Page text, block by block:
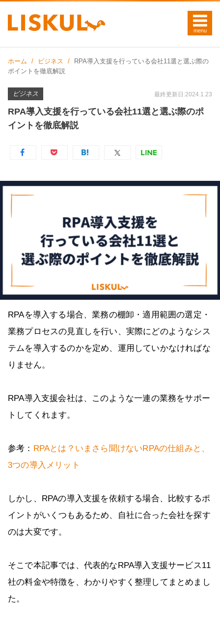
ホーム ビジネス
RPA導入支援を行っている会社11選と選ぶ際の
ポイントを徹底解説
ビジネス 最終更新日:2024.1.23
RPA導入支援を行っている会社11選と選ぶ際のポ
イントを徹底解説
RPAを導入する場合、業務の棚卸・適用範囲の選定・
業務プロセスの見直しを行い、実際にどのようなシス
テムを導入するのかを定め、運用していかなければな
りません。
RPA導入支援会社は、このような一連の業務をサポー
トしてくれます。
参考： RPAとは？いまさら聞けないRPAの仕組みと、
3つの導入メリット
しかし、RPAの導入支援を依頼する場合、比較するポ
イントがいくつもあるため、自社に合った会社を探す
のは大変です。
そこで本記事では、代表的なRPA導入支援サービス11
社の料金や特徴を、わかりやすく整理してまとめまし
た。